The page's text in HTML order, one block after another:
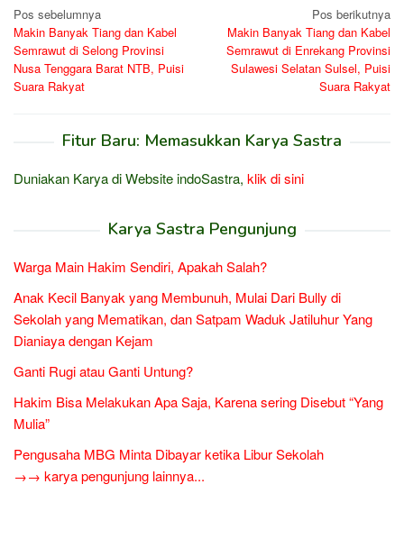
Navigasi
pos
Pos sebelumnya
Makin Banyak Tiang dan Kabel
Semrawut di Selong Provinsi
Nusa Tenggara Barat NTB, Puisi
Suara Rakyat
Pos berikutnya
Makin Banyak Tiang dan Kabel
Semrawut di Enrekang Provinsi
Sulawesi Selatan Sulsel, Puisi
Suara Rakyat
Fitur Baru: Memasukkan Karya Sastra
Duniakan Karya di Website indoSastra, klik di sini
Karya Sastra Pengunjung
Warga Main Hakim Sendiri, Apakah Salah?
Anak Kecil Banyak yang Membunuh, Mulai Dari Bully di
Sekolah yang Mematikan, dan Satpam Waduk Jatiluhur Yang
Dianiaya dengan Kejam
Ganti Rugi atau Ganti Untung?
Hakim Bisa Melakukan Apa Saja, Karena sering Disebut “Yang
Mulia”
Pengusaha MBG Minta Dibayar ketika Libur Sekolah
→→ karya pengunjung lainnya...